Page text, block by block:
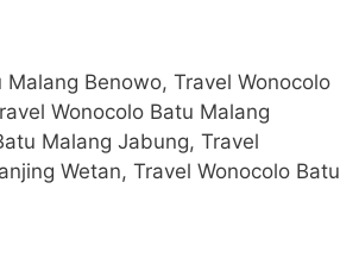
Benowo, Travel Wonocolo
Wonocolo Batu Malang
Malang Jabung, Travel
Wetan, Travel Wonocolo Batu